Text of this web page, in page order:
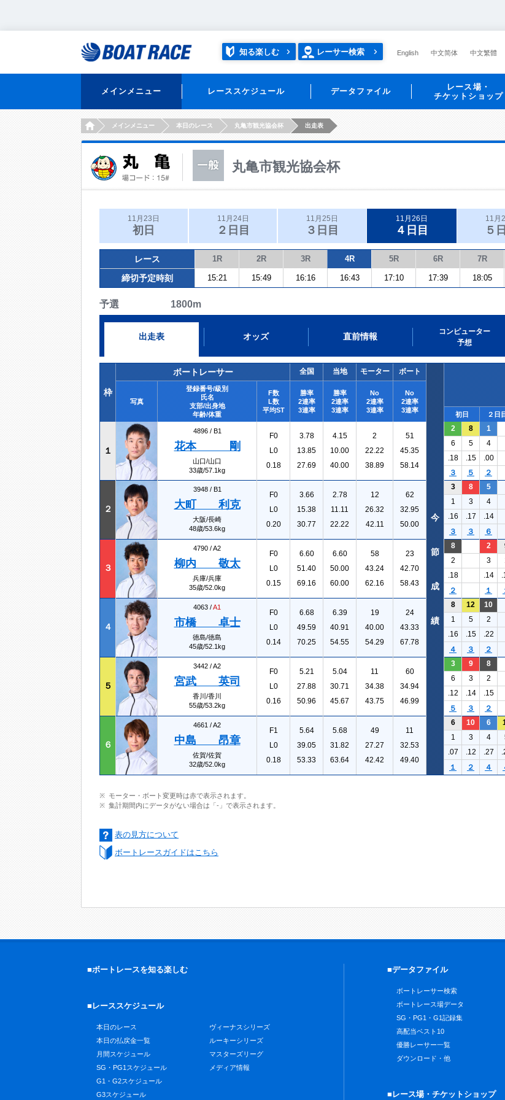
知る楽しむ レーサー検索 English 中文简体 中文繁體
メインメニュー レーススケジュール データファイル
レース場・
チケットショップ
HOMEメインメニュー 本日のレース 丸亀市観光協会杯 出走表
丸亀市観光協会杯
11月23日
初日
11月24日
２日目
11月25日
３日目
11月26日
４日目
11月
５
レース 1R 2R 3R 4R 5R 6R 7R
締切予定時刻 15:21 15:49 16:16 16:43 17:10 17:39 18:05
予選 1800m
出走表 オッズ 直前情報
コンピューター
予想
枠
ボートレーサー 全国 当地 モーター ボート
写真
登録番号/級別
氏名
支部/出身地
年齢/体重
F数
L数
平均ST
勝率
2連率
3連率
勝率
2連率
3連率
No
2連率
3連率
No
2連率
3連率
初日 ２日
１
4896 / B1
花本 剛
山口/山口
33歳/57.1kg
F0
L0
0.18
3.78
13.85
27.69
4.15
10.00
40.00
2
22.22
38.89
51
45.35
58.14
2 8 1
6
5 4
.18
.15 .00
３
５ ２
２
3948 / B1
大町 利克
大阪/長崎
48歳/53.6kg
F0
L0
0.20
3.66
15.38
30.77
2.78
11.11
22.22
12
26.32
42.11
62
32.95
50.00
3 8 5
1
3 4
.16
.17 .14
３
３ ６
３
4790 /A2
柳内 敬太
兵庫/兵庫
35歳/52.0kg
F0
L0
0.15
6.60
51.40
69.16
6.60
50.00
60.00
58
43.24
62.16
23
42.70
58.43
8 2
2 3
.18
.14
２
１
４
4063 /A1
市橋 卓士
徳島/徳島
45歳/52.1kg
F0
L0
0.14
6.68
49.59
70.25
6.39
40.91
54.55
19
40.00
54.29
24
43.33
67.78
8 12 10
1 5 2
.16
.15 .22
４
３ ２
５
3442 /A2
宮武 英司
香川/香川
55歳/53.2kg
F0
L0
0.16
5.21
27.88
50.96
5.04
30.71
45.67
11
34.38
43.75
60
34.94
46.99
3 9 8
6 3 2
.12
.14 .15
５
３ ２
６
4661 /A2
中島 昂章
佐賀/佐賀
32歳/52.0kg
F1
L0
0.18
5.64
39.05
53.33
5.68
31.82
63.64
49
27.27
42.42
11
32.53
49.40
6 10 6
1 3 4
.07
.12 .27
１
２ ４
今
節
成
績
モーター・ボート変更時は赤で表示されます。
集計期間内にデータがない場合は「-」で表示されます。
表の見方について
ボートレースガイドはこちら
■ボートレースを知る楽しむ
■レーススケジュール
本日のレース
本日の払戻金一覧
月間スケジュール
SG・PG1スケジュール
G1・G2スケジュール
G3スケジュール
ヴィーナスシリーズ
ルーキーシリーズ
マスターズリーグ
メディア情報
■データファイル
ボートレーサー検索
ボートレース場データ
SG・PG1・G1記録集
高配当ベスト10
優勝レーサー一覧
ダウンロード・他
■レース場・チケットショップ